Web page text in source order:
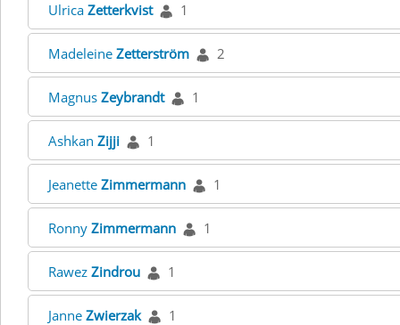
Ulrica Zetterkvist 1
Madeleine Zetterström 2
Magnus Zeybrandt 1
Ashkan Zijji 1
Jeanette Zimmermann 1
Ronny Zimmermann 1
Rawez Zindrou 1
Janne Zwierzak 1